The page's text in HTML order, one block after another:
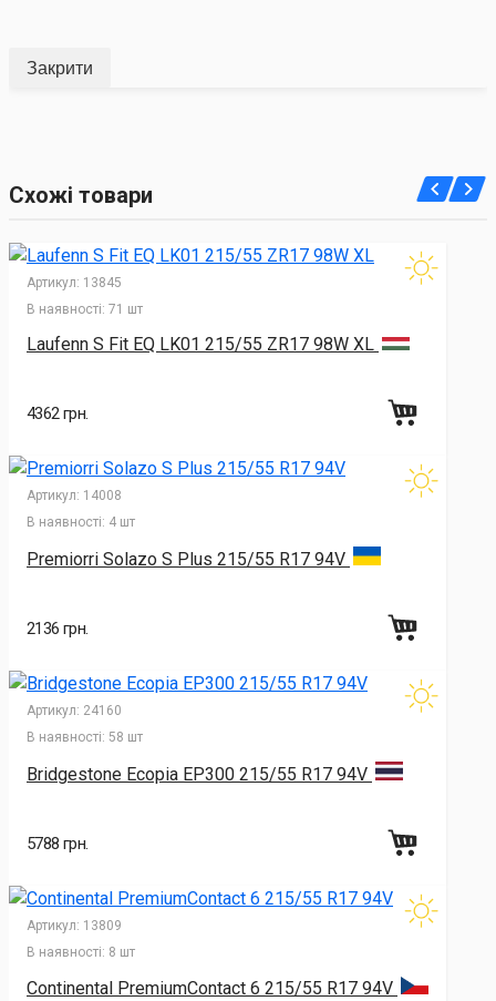
Закрити
Схожі товари
Артикул: 13845
В наявності: 71 шт
Laufenn S Fit EQ LK01 215/55 ZR17 98W XL
4362 грн.
Артикул: 14008
В наявності: 4 шт
Premiorri Solazo S Plus 215/55 R17 94V
2136 грн.
Артикул: 24160
В наявності: 58 шт
Bridgestone Ecopia EP300 215/55 R17 94V
5788 грн.
Артикул: 13809
В наявності: 8 шт
Continental PremiumContact 6 215/55 R17 94V